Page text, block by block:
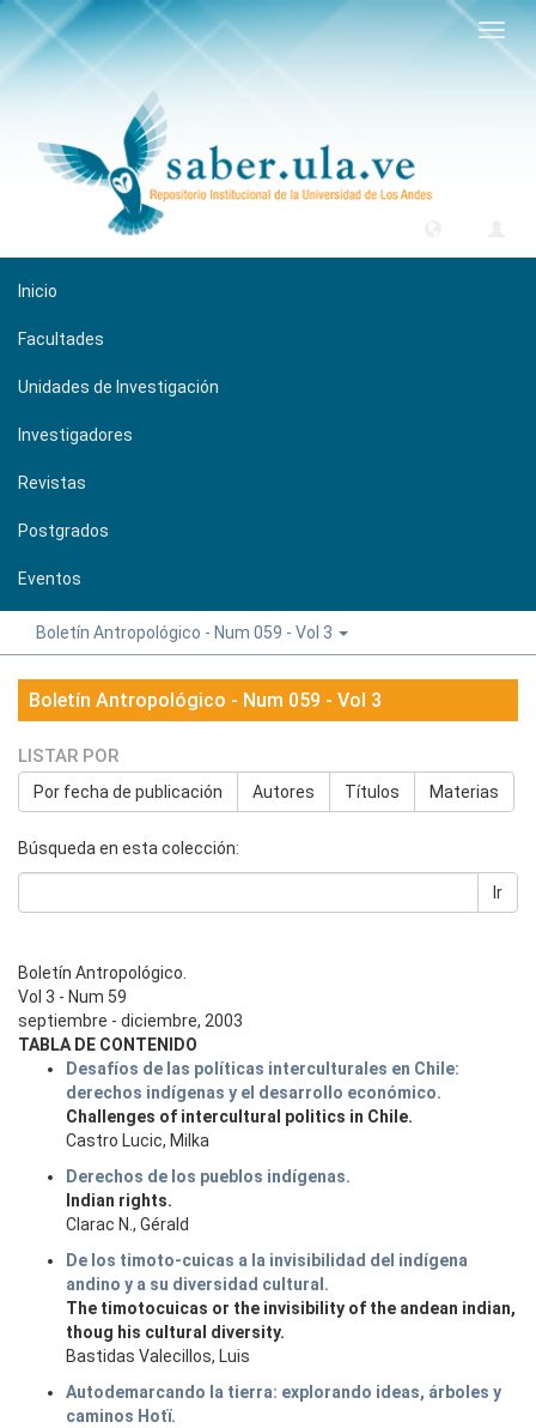
Inicio
Facultades
Unidades de Investigación
Investigadores
Revistas
Postgrados
Eventos
Boletín Antropológico - Num 059 - Vol 3
Boletín Antropológico - Num 059 - Vol 3
LISTAR POR
Por fecha de publicación Autores Títulos Materias
Búsqueda en esta colección:
Ir
Boletín Antropológico.
Vol 3 - Num 59
septiembre - diciembre, 2003
TABLA DE CONTENIDO
Desafíos de las políticas interculturales en Chile:
derechos indígenas y el desarrollo económico.
Challenges of intercultural politics in Chile.
Castro Lucic, Milka
Derechos de los pueblos indígenas.
Indian rights.
Clarac N., Gérald
De los timoto-cuicas a la invisibilidad del indígena
andino y a su diversidad cultural.
The timotocuicas or the invisibility of the andean indian,
thoug his cultural diversity.
Bastidas Valecillos, Luis
Autodemarcando la tierra: explorando ideas, árboles y
caminos Hotï.